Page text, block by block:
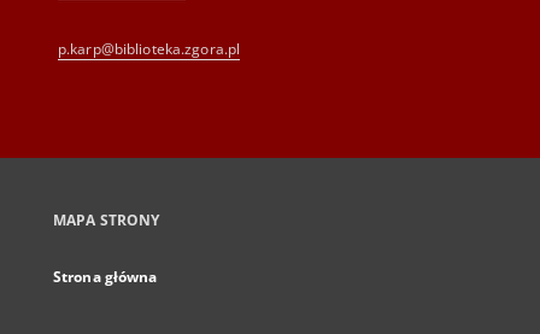
p.karp@biblioteka.zgora.pl
MAPA STRONY
Strona główna